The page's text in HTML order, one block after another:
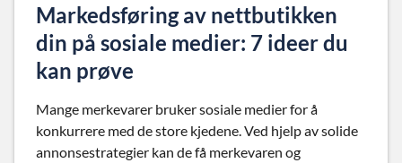
Markedsføring av nettbutikken
din på sosiale medier: 7 ideer du
kan prøve
Mange merkevarer bruker sosiale medier for å
konkurrere med de store kjedene. Ved hjelp av solide
annonsestrategier kan de få merkevaren og